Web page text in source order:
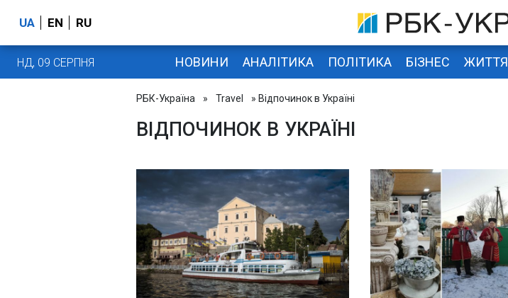
UA EN RU
НД, 09 СЕРПНЯ НОВИНИ АНАЛІТИКА ПОЛІТИКА БІЗНЕС ЖИТТЯ
РБК-Україна » Travel » Відпочинок в Україні
ВІДПОЧИНОК В УКРАЇНІ